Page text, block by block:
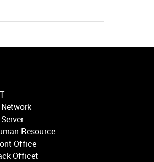
Resource
Office
Officet